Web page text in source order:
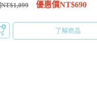
優惠價NT$690
了解商品